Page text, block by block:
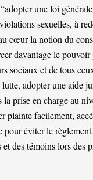
une loi
sexuelles, à
cœur la notion du
davantage le
sociaux et de tous
adopter une aide
prise en charge au
plainte facilement,
pour éviter le
des témoins lors des